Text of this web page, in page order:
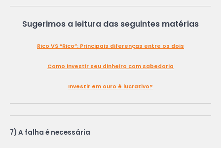
Sugerimos a leitura das seguintes matérias
Rico VS “Rico”: Principais diferenças entre os dois
Como investir seu dinheiro com sabedoria
Investir em ouro é lucrativo?
7) A falha é necessária